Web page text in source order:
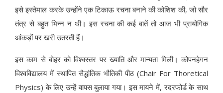
इसे इस्तेमाल करके उन्होंने एक टिकाऊ रचना बनाने की कोशिश की, जो सौर
तंत्र से बहुत भिन्न न थी। इस रचना की कई बातें तो आज भी प्रायोगिक
आंकड़ों पर खरी उतरती हैं।
इस काम से बोहर को विश्वस्तर पर ख्याति और मान्यता मिली। कोपनहेगन
विश्वविद्यालय में स्थापित सैद्धांतिक भौतिकी पीठ (Chair For Thoretical
Physics) के लिए उन्हें वापस बुलाया गया। इस मायने में, रदरफोर्ड के साथ